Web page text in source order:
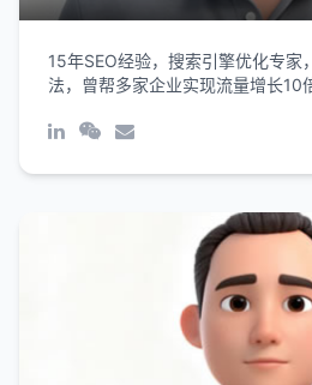
15年SEO经验，搜索引擎优化专家
法，曾帮多家企业实现流量增长10